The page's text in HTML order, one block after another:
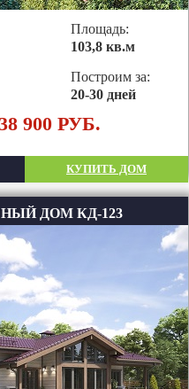
Площадь:
103,8 кв.м
Построим за:
20-30 дней
900 РУБ.
КУПИТЬ ДОМ
ДОМ КД-123